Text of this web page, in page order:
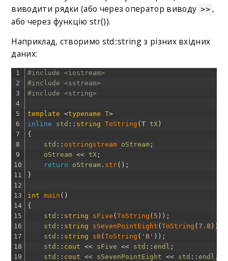
виводити рядки (або через оператор виводу >> ,
або через функцію str()).
Наприклад, створимо std::string з різних вхідних
даних:
1
2
3
4
5
6
7
8
9
10
11
12
13
14
15
16
17
18
19
#include <iostream>
#include <sstream>
#include <string>
template <typename T>
inline
std :: string ToString (T tX)
{
std :: ostringstream oStream ;
oStream << tX ;
return
oStream . str( ) ;
}
int main ( )
{
std :: string sFive (ToString ( 5 ) ) ;
std :: string sSevenPointEight (ToString ( 7.8 ) )
std :: string sB(ToString ( 'B' ) ) ;
std :: cout << sFive << std ::endl ;
std :: cout << sSevenPointEight << std ::endl ;